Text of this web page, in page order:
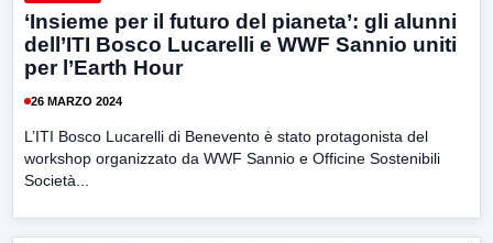
‘Insieme per il futuro del pianeta’: gli alunni
dell’ITI Bosco Lucarelli e WWF Sannio uniti
per l’Earth Hour
26 MARZO 2024
L’ITI Bosco Lucarelli di Benevento è stato protagonista del
workshop organizzato da WWF Sannio e Officine Sostenibili
Società...